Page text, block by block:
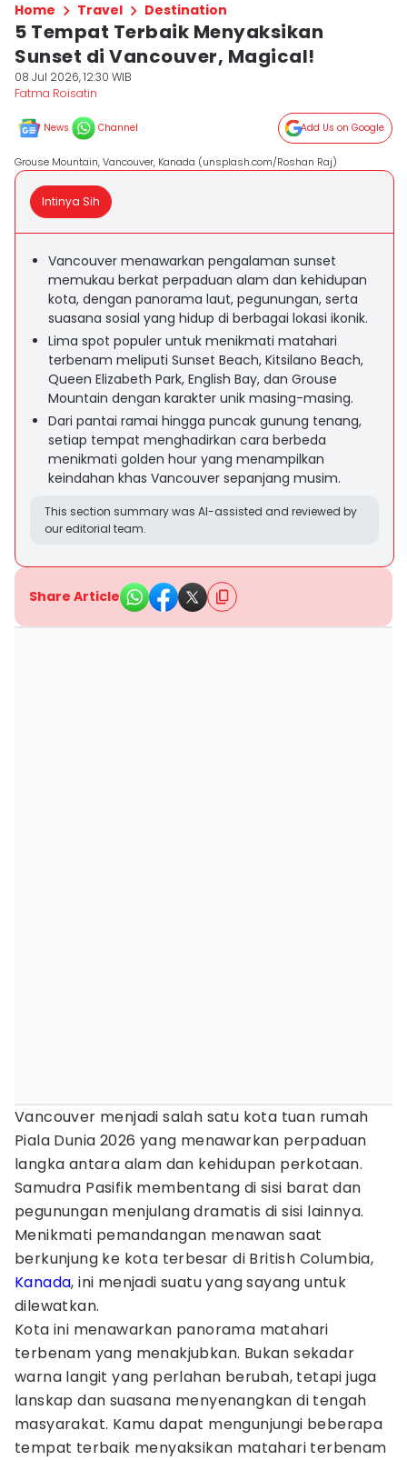
Home Travel Destination
5 Tempat Terbaik Menyaksikan
Sunset di Vancouver, Magical!
08 Jul 2026, 12:30 WIB
Fatma Roisatin
News Channel Add Us on Google
Grouse Mountain, Vancouver, Kanada (unsplash.com/Roshan Raj)
Intinya Sih
Vancouver menawarkan pengalaman sunset
memukau berkat perpaduan alam dan kehidupan
kota, dengan panorama laut, pegunungan, serta
suasana sosial yang hidup di berbagai lokasi ikonik.
Lima spot populer untuk menikmati matahari
terbenam meliputi Sunset Beach, Kitsilano Beach,
Queen Elizabeth Park, English Bay, dan Grouse
Mountain dengan karakter unik masing-masing.
Dari pantai ramai hingga puncak gunung tenang,
setiap tempat menghadirkan cara berbeda
menikmati golden hour yang menampilkan
keindahan khas Vancouver sepanjang musim.
This section summary was AI-assisted and reviewed by
our editorial team.
Share Article
Vancouver menjadi salah satu kota tuan rumah
Piala Dunia 2026 yang menawarkan perpaduan
langka antara alam dan kehidupan perkotaan.
Samudra Pasifik membentang di sisi barat dan
pegunungan menjulang dramatis di sisi lainnya.
Menikmati pemandangan menawan saat
berkunjung ke kota terbesar di British Columbia,
Kanada, ini menjadi suatu yang sayang untuk
dilewatkan.
Kota ini menawarkan panorama matahari
terbenam yang menakjubkan. Bukan sekadar
warna langit yang perlahan berubah, tetapi juga
lanskap dan suasana menyenangkan di tengah
masyarakat. Kamu dapat mengunjungi beberapa
tempat terbaik menyaksikan matahari terbenam